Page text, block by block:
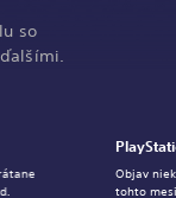
so
Objav
tohto